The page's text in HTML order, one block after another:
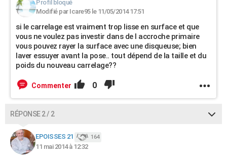
Profil bloqué
Modifié par Icare95 le 11/05/2014 17:51
si le carrelage est vraiment trop lisse en surface et que
vous ne voulez pas investir dans de l accroche primaire
vous pouvez rayer la surface avec une disqueuse; bien
laver essuyer avant la pose.. tout dépend de la taille et du
poids du nouveau carrelage??
Commenter 0
RÉPONSE 2 / 2
EPOISSES 21 164
11 mai 2014 à 12:32